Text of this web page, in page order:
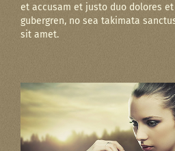
et accusam et justo duo dolores
gubergren, no sea takimata
sit amet.